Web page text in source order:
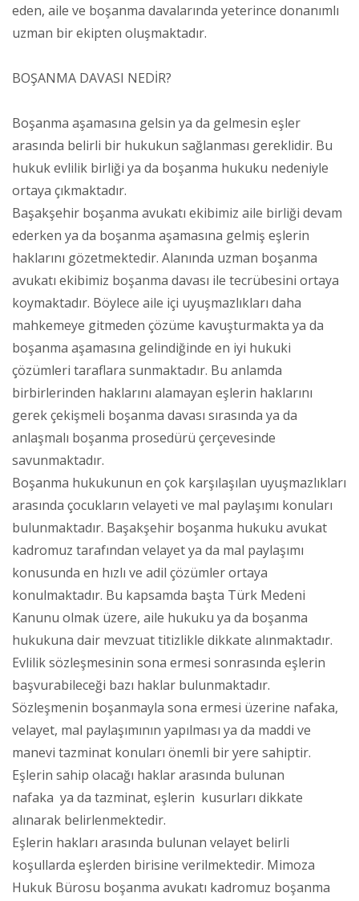
eden, aile ve boşanma davalarında yeterince donanımlı
uzman bir ekipten oluşmaktadır.
BOŞANMA DAVASI NEDİR?
Boşanma aşamasına gelsin ya da gelmesin eşler
arasında belirli bir hukukun sağlanması gereklidir. Bu
hukuk evlilik birliği ya da boşanma hukuku nedeniyle
ortaya çıkmaktadır.
Başakşehir boşanma avukatı ekibimiz aile birliği devam
ederken ya da boşanma aşamasına gelmiş eşlerin
haklarını gözetmektedir. Alanında uzman boşanma
avukatı ekibimiz boşanma davası ile tecrübesini ortaya
koymaktadır. Böylece aile içi uyuşmazlıkları daha
mahkemeye gitmeden çözüme kavuşturmakta ya da
boşanma aşamasına gelindiğinde en iyi hukuki
çözümleri taraflara sunmaktadır. Bu anlamda
birbirlerinden haklarını alamayan eşlerin haklarını
gerek çekişmeli boşanma davası sırasında ya da
anlaşmalı boşanma prosedürü çerçevesinde
savunmaktadır.
Boşanma hukukunun en çok karşılaşılan uyuşmazlıkları
arasında çocukların velayeti ve mal paylaşımı konuları
bulunmaktadır. Başakşehir boşanma hukuku avukat
kadromuz tarafından velayet ya da mal paylaşımı
konusunda en hızlı ve adil çözümler ortaya
konulmaktadır. Bu kapsamda başta Türk Medeni
Kanunu olmak üzere, aile hukuku ya da boşanma
hukukuna dair mevzuat titizlikle dikkate alınmaktadır.
Evlilik sözleşmesinin sona ermesi sonrasında eşlerin
başvurabileceği bazı haklar bulunmaktadır.
Sözleşmenin boşanmayla sona ermesi üzerine nafaka,
velayet, mal paylaşımının yapılması ya da maddi ve
manevi tazminat konuları önemli bir yere sahiptir.
Eşlerin sahip olacağı haklar arasında bulunan
nafaka ya da tazminat, eşlerin kusurları dikkate
alınarak belirlenmektedir.
Eşlerin hakları arasında bulunan velayet belirli
koşullarda eşlerden birisine verilmektedir. Mimoza
Hukuk Bürosu boşanma avukatı kadromuz boşanma